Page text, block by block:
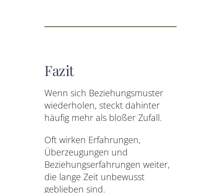
Fazit
Wenn sich Beziehungsmuster
wiederholen, steckt dahinter
häufig mehr als bloßer Zufall.
Oft wirken Erfahrungen,
Überzeugungen und
Beziehungserfahrungen weiter,
die lange Zeit unbewusst
geblieben sind.